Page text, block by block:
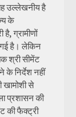
उल्लेखनीय है
के
है, ग्रामीणों
गई है। लेकिन
श्री सीमेंट
के निर्देश नहीं
खामोशी से
प्रशासन की
की फैक्ट्री